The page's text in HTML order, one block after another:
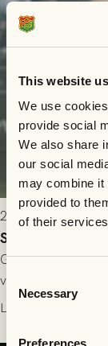
This website
We use
provide social
We also share
our social
may combine it
provided to
of their
Consent
Selection
Necessary
Preferences
2026-07-24 16:40
Seger i första
GAIS dominerade
välförtjänt fick de
halvtidsvilan
Läs mer